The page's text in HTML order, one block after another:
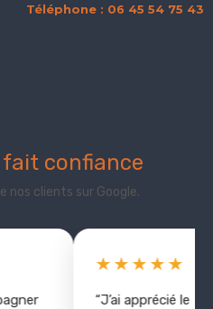
Téléphone : 06 45 54 75 43
confiance
nos clients sur Google.
★★★★★
“J’ai apprécié le